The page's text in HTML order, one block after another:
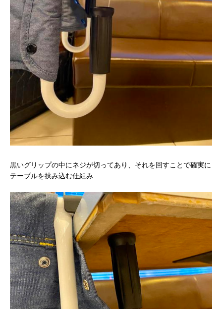
黒いグリップの中にネジが切ってあり、それを回すことで確実に
テーブルを挟み込む仕組み